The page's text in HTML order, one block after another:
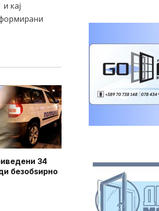
кај
34
безобѕирно